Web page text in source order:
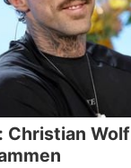
Christian